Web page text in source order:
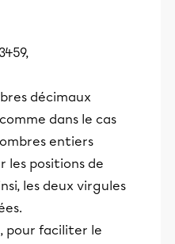
décimaux
dans le cas
entiers
les positions de
les deux virgules
pour faciliter le